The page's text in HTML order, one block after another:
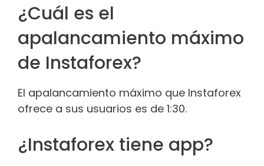
¿Cuál es el
apalancamiento máximo
de Instaforex?
El apalancamiento máximo que Instaforex
ofrece a sus usuarios es de 1:30.
¿Instaforex tiene app?